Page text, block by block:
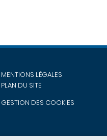
MENTIONS LÉGALES
PLAN DU SITE
GESTION DES COOKIES